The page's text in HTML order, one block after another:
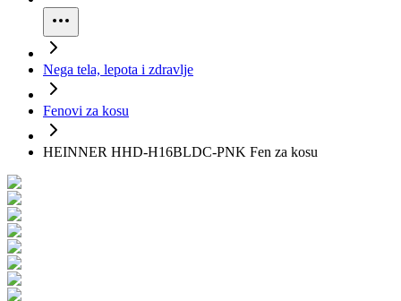
Nega tela, lepota i zdravlje
Fenovi za kosu
HEINNER HHD-H16BLDC-PNK Fen za kosu